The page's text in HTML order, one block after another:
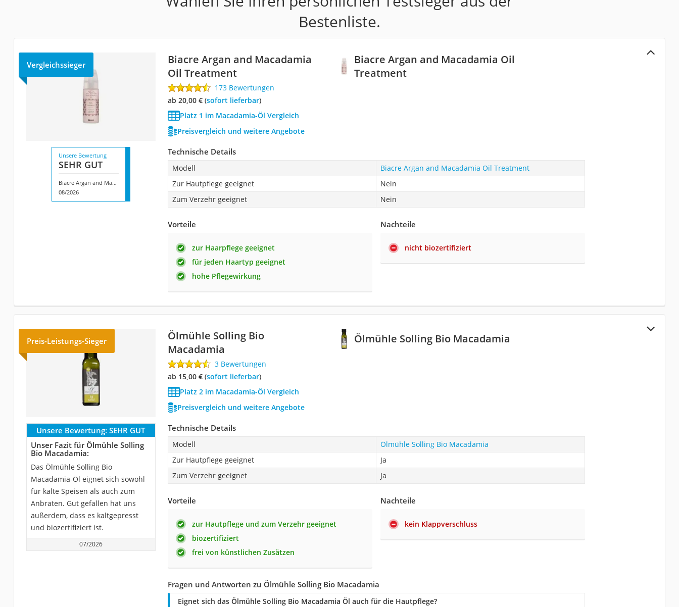
Bestenliste.
Biacre Argan and Macadamia Oil
Treatment
Vergleichssieger
Biacre Argan and Macadamia
Oil Treatment
173 Bewertungen
ab 20,00 €( Sofort lieferbar)
Platz 1 im Macadamia-Öl Vergleich
Preisvergleich und weitere Angebote
Unsere Bewertung
SEHR GUT
Biacre Argan and Macadamia Oil Treatment
08/2026
Technische Details
Modell
Biacre Argan and Macadamia Oil Treatment
Zur Hautpflege geeignet
Nein
Zum Verzehr geeignet
Nein
Vorteile
zur Haarpflege geeignet
für jeden Haartyp geeignet
hohe Pflegewirkung
Nachteile
nicht biozertifiziert
Ölmühle Solling Bio Macadamia
Preis-Leistungs-Sieger
Ölmühle Solling Bio
Macadamia
3 Bewertungen
ab 15,00 €( Sofort lieferbar)
Platz 2 im Macadamia-Öl Vergleich
Preisvergleich und weitere Angebote
Unsere Bewertung: SEHR GUT
Unser Fazit für Ölmühle Solling
Bio Macadamia:
Das Ölmühle Solling Bio
Macadamia-Öl eignet sich sowohl
für kalte Speisen als auch zum
Anbraten. Gut gefallen hat uns
außerdem, dass es kaltgepresst
und biozertifiziert ist.
07/2026
Technische Details
Modell
Ölmühle Solling Bio Macadamia
Zur Hautpflege geeignet
Ja
Zum Verzehr geeignet
Ja
Vorteile
zur Hautpflege und zum Verzehr geeignet
biozertifiziert
frei von künstlichen Zusätzen
Nachteile
kein Klappverschluss
Fragen und Antworten zu Ölmühle Solling Bio Macadamia
Eignet sich das Ölmühle Solling Bio Macadamia Öl auch für die Hautpflege?